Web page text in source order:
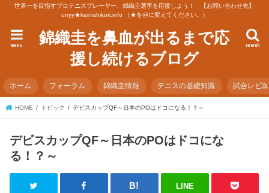
世界一を目指すプロテニスプレーヤー、錦織圭選手を応援しよう！ 【お問い合わせ先】
urryy★keinishikori.info （★を@に変えてください。）
錦織圭を鼻血が出るまで応
援し続けるブログ
search
menu
ホーム フォーラム 錦織圭情報 テニスの基礎知識 試合レビ
HOME トピック デビスカップQF～日本のPOはドコになる！？～
デビスカップQF～日本のPOはドコにな
る！？～
LINE